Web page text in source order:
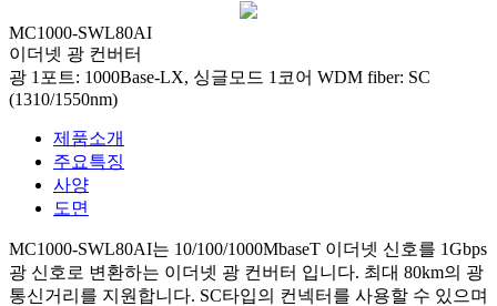
MC1000-SWL80AI
이더넷 광 컨버터
광 1포트: 1000Base-LX, 싱글모드 1코어 WDM fiber: SC
(1310/1550nm)
제품소개
주요특징
사양
도면
MC1000-SWL80AI는 10/100/1000MbaseT 이더넷 신호를 1Gbps
광 신호로 변환하는 이더넷 광 컨버터 입니다. 최대 80km의 광
통신거리를 지원합니다. SC타입의 컨넥터를 사용할 수 있으며